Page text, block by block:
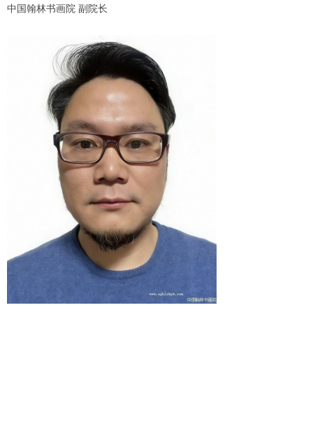
1 2 3
中国翰林书画院 副院长